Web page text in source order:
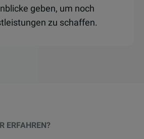
geben, um noch
zu schaffen.
ERFAHREN?